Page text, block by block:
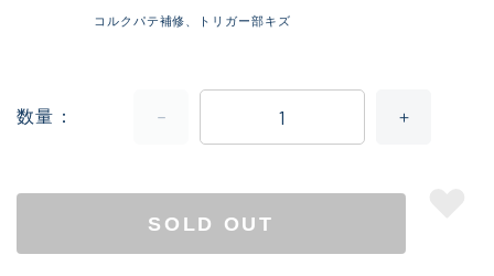
コルクパテ補修、トリガー部キズ
数量
SOLD OUT